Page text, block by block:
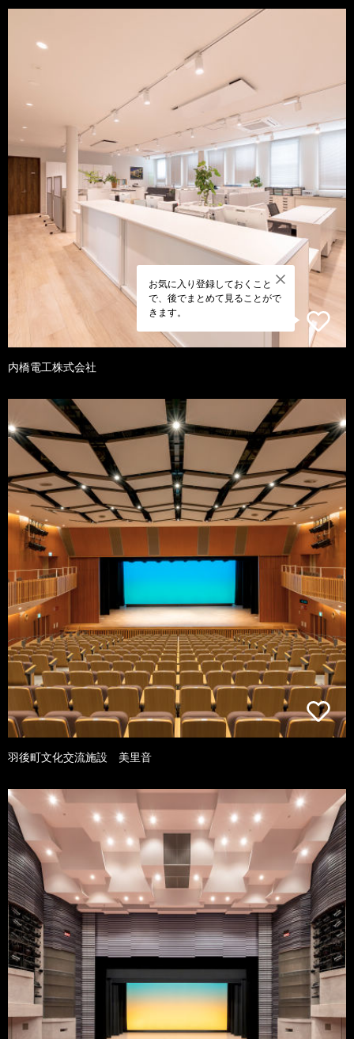
お気に入り登録しておくこと
で、後でまとめて見ることがで
きます。
内橋電工株式会社
羽後町文化交流施設 美里音